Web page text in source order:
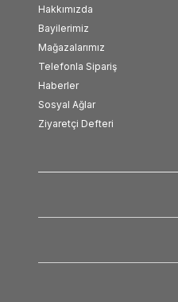
Hakkımızda
Bayilerimiz
Mağazalarımız
Telefonla Sipariş
Haberler
Sosyal Ağlar
Ziyaretçi Defteri